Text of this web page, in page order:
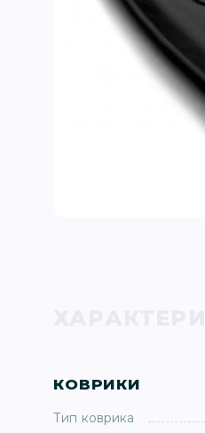
КОВРИКИ
Тип коврика